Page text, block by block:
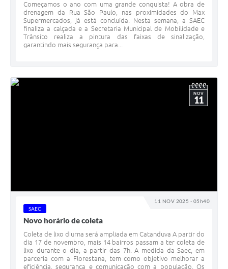
Começamos o ano com uma grande conquista! A obra de
drenagem da Rua São Paulo, nas proximidades do Max
Supermercados, já está concluída. Nesta semana, a SAEC
finaliza a calçada e a Secretaria Municipal de Mobilidade e
Trânsito realiza a pintura das faixas de sinalização,
garantindo mais segurança para...
11 NOV 2025 - 05h40
NOV
11
SAEC
Novo horário de coleta
Coleta de lixo diurna será ampliada em Catanduva A partir do
dia 17 de novembro, mais 14 bairros passam a ter coleta de
lixo durante o dia, a partir das 7h. A medida da Saec, em
parceria com a Florestana, tem como objetivo melhorar a
eficiência, segurança e comunicação com a população. Os